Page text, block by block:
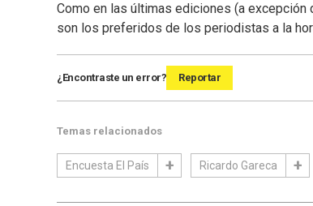
Como en las últimas ediciones (a excepción
son los preferidos de los periodistas a la
¿Encontraste un error? Reportar
Temas relacionados
Encuesta El País Ricardo Gareca